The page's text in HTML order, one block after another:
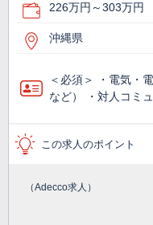
226万円～303万円
沖縄県
＜必須＞ ・電気・
など） ・対人コミ
この求人のポイント
（Adecco求人）